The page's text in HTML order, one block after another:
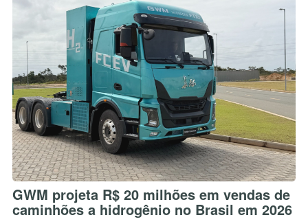
GWM projeta R$ 20 milhões em vendas de
caminhões a hidrogênio no Brasil em 2026